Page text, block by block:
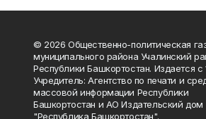
© 2026 Общественно-политическая
муниципального района Учалинский
Республики Башкортостан. Издается с
Учредитель: Агентство по печати и
массовой информации Республики
Башкортостан и АО Издательский дом
"Республика Башкортостан".